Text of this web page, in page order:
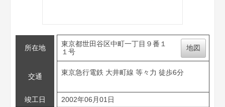
所在地
東京都世田谷区中町一丁目９番１
１号
地図
交通
東京急行電鉄 大井町線 等々力 徒歩6分
竣工日 2002年06月01日